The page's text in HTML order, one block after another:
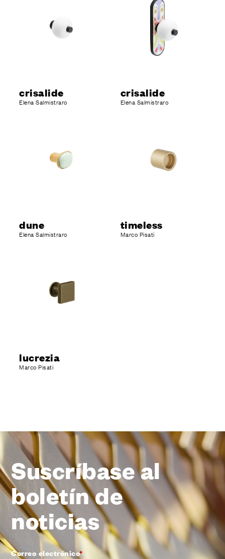
crisalide
Elena Salmistraro
crisalide
Elena Salmistraro
dune
Elena Salmistraro
timeless
Marco Pisati
lucrezia
Marco Pisati
Suscríbase al
boletín de
noticias
Correo electrónico*